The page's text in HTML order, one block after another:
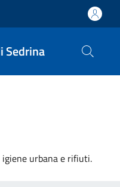
Sedrina
urbana e rifiuti.